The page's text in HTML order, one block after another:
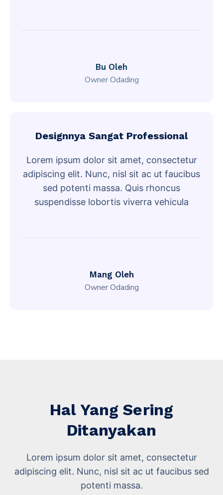
Bu Oleh
Owner Odading
Designnya Sangat Professional
Lorem ipsum dolor sit amet, consectetur
adipiscing elit. Nunc, nisl sit ac ut faucibus
sed potenti massa. Quis rhoncus
suspendisse lobortis viverra vehicula
Mang Oleh
Owner Odading
Hal Yang Sering
Ditanyakan
Lorem ipsum dolor sit amet, consectetur
adipiscing elit. Nunc, nisl sit ac ut faucibus sed
potenti massa.